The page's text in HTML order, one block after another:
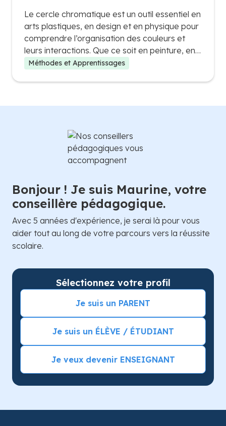
Le cercle chromatique est un outil essentiel en
arts plastiques, en design et en physique pour
comprendre l’organisation des couleurs et
leurs interactions. Que ce soit en peinture, en
photographie ou même en décoration,
Méthodes et Apprentissages
Bonjour ! Je suis Maurine, votre
conseillère pédagogique.
Avec 5 années d'expérience, je serai là pour vous
aider tout au long de votre parcours vers la réussite
scolaire.
Sélectionnez votre profil
Je suis un PARENT
Je suis un ÉLÈVE / ÉTUDIANT
Je veux devenir ENSEIGNANT